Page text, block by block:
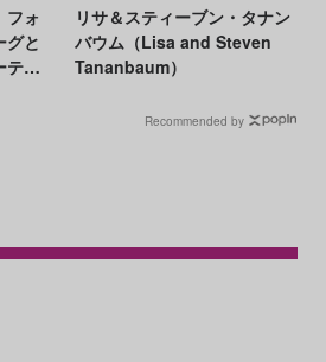
フォ
グと
ティ
リサ＆スティーブン・タナン
バウム（Lisa and Steven
Tananbaum）
Recommended by